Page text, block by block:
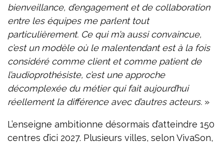
bienveillance, d’engagement et de collaboration
entre les équipes me parlent tout
particulièrement. Ce qui m’a aussi convaincue,
c’est un modèle où le malentendant est à la fois
considéré comme client et comme patient de
l’audioprothésiste, c’est une approche
décomplexée du métier qui fait aujourd’hui
réellement la différence avec d’autres acteurs. »
L’enseigne ambitionne désormais d’atteindre 150
centres d’ici 2027. Plusieurs villes, selon VivaSon,